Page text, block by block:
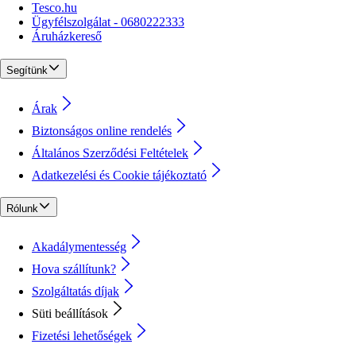
Tesco.hu
Ügyfélszolgálat - 0680222333
Áruházkereső
Segítünk
Árak
Biztonságos online rendelés
Általános Szerződési Feltételek
Adatkezelési és Cookie tájékoztató
Rólunk
Akadálymentesség
Hova szállítunk?
Szolgáltatás díjak
Süti beállítások
Fizetési lehetőségek